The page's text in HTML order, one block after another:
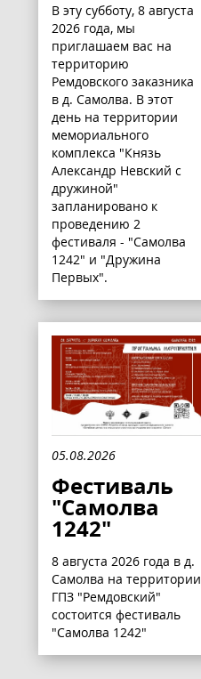
В эту субботу, 8 августа
2026 года, мы
приглашаем вас на
территорию
Ремдовского заказника
в д. Самолва. В этот
день на территории
мемориального
комплекса "Князь
Александр Невский с
дружиной"
запланировано к
проведению 2
фестиваля - "Самолва
1242" и "Дружина
Первых".
05.08.2026
Фестиваль
"Самолва
1242"
8 августа 2026 года в д.
Самолва на территории
ГПЗ "Ремдовский"
состоится фестиваль
"Самолва 1242"